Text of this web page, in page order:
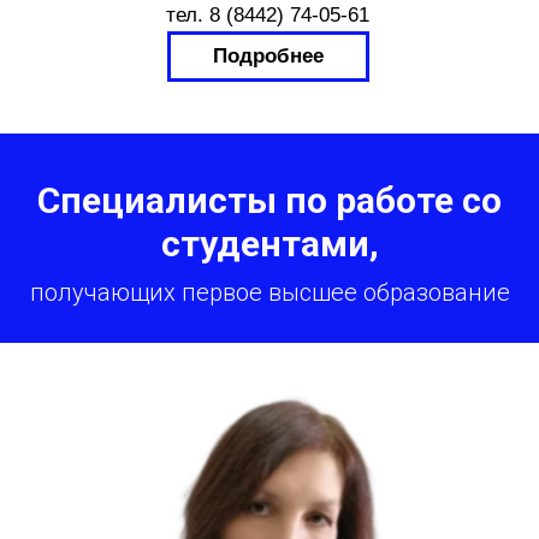
Специалисты по работе со
студентами,
получающих первое высшее образование